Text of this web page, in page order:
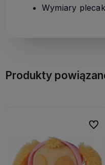
Wymiary
Produkty
Do